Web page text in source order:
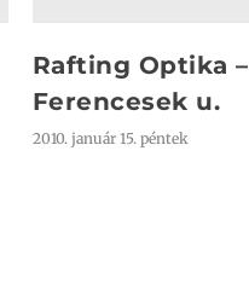
Rafting Optika –
Ferencesek u.
2010. január 15. péntek